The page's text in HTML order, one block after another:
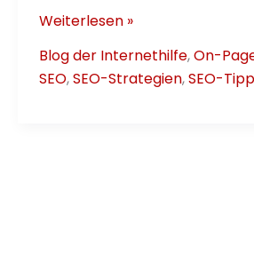
Bilder
Sichtbarkeit
–
Weiterlesen »
Blog der Internethilfe,On-
SEO,SEO-Strategien,SEO-